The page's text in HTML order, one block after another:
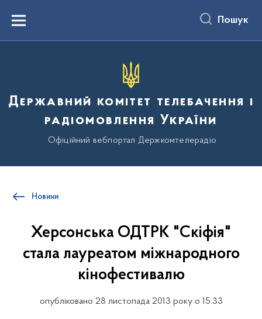
вмістуMenu Пошук
Державний комітет телебачення і
радіомовлення України
Офіційний вебпортал Держкомтелерадіо
Новини
Херсонська ОДТРК "Скіфія"
стала лауреатом міжнародного
кінофестивалю
опубліковано 28 листопада 2013 року о 15:33